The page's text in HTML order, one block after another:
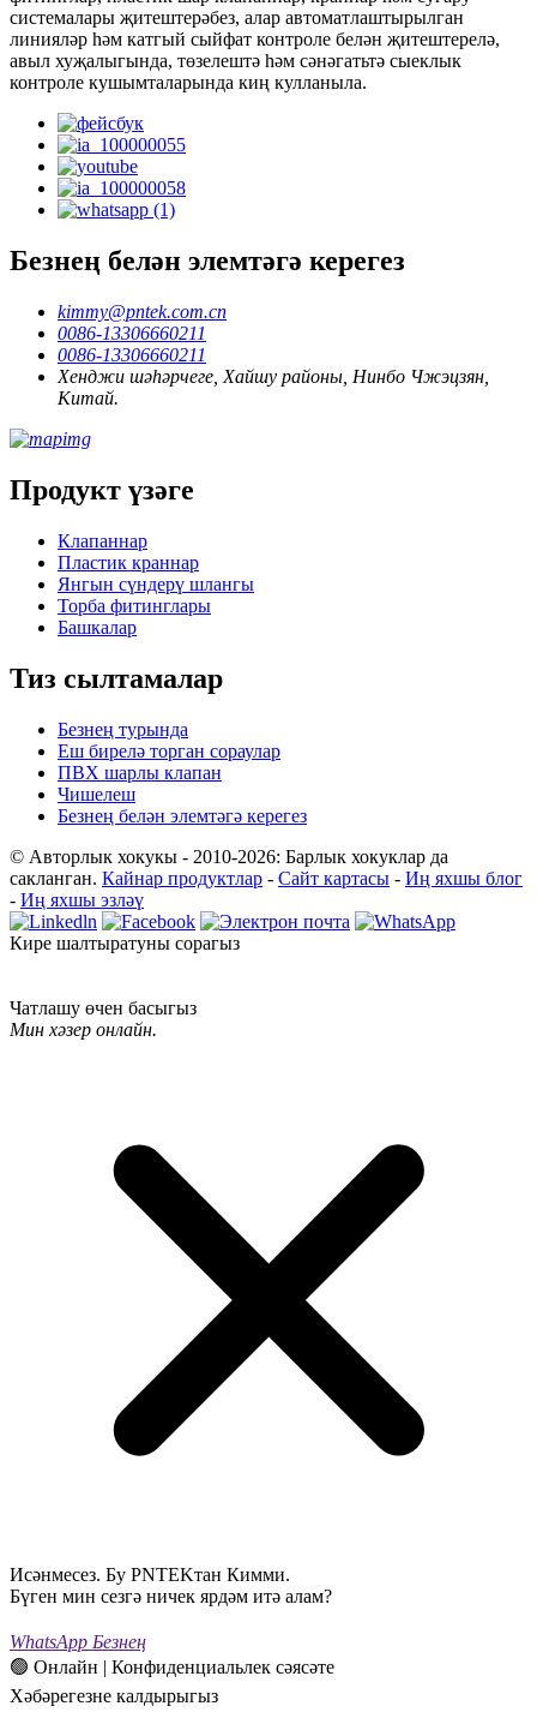
системалары җитештерәбез, алар автоматлаштырылган
линияләр һәм катгый сыйфат контроле белән җитештерелә,
авыл хуҗалыгында, төзелештә һәм сәнәгатьтә сыеклык
контроле кушымталарында киң кулланыла.
Безнең белән элемтәгә керегез
kimmy@pntek.com.cn
0086-13306660211
0086-13306660211
Хенджи шәһәрчеге, Хайшу районы, Нинбо Чжэцзян,
Китай.
Продукт үзәге
Клапаннар
Пластик краннар
Янгын сүндерү шлангы
Торба фитинглары
Башкалар
Тиз сылтамалар
Безнең турында
Еш бирелә торган сораулар
ПВХ шарлы клапан
Чишелеш
Безнең белән элемтәгә керегез
© Авторлык хокукы - 2010-2026: Барлык хокуклар да
сакланган. Кайнар продуктлар - Сайт картасы - Иң яхшы блог
- Иң яхшы эзләү
Кире шалтыратуны сорагыз
Чатлашу өчен басыгыз
Мин хәзер онлайн.
Исәнмесез. Бу PNTEKтан Кимми.
Бүген мин сезгә ничек ярдәм итә алам?
WhatsApp Безнең
🟢 Онлайн | Конфиденциальлек сәясәте
Хәбәрегезне калдырыгыз